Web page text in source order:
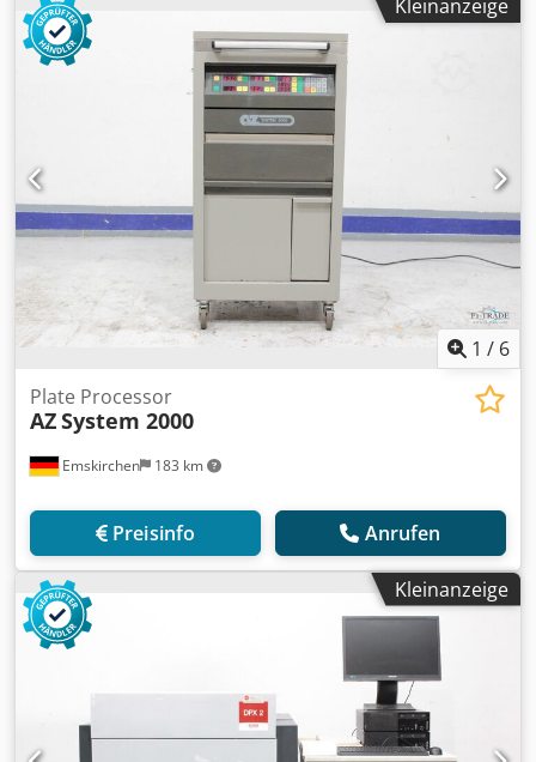
Kleinanzeige
1 / 6
Emskirchen 183 km
Plate Processor
AZSystem 2000
Preisinfo Anrufen
Kleinanzeige